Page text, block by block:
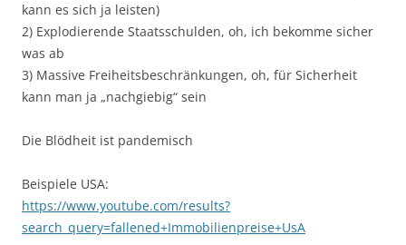
kann es sich ja leisten)
2) Explodierende Staatsschulden, oh, ich bekomme sicher
was ab
3) Massive Freiheitsbeschränkungen, oh, für Sicherheit
kann man ja „nachgiebig“ sein
Die Blödheit ist pandemisch
Beispiele USA:
https://www.youtube.com/results?
search_query=fallened+Immobilienpreise+UsA